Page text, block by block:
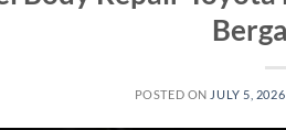
POSTED ON JULY 5, 2026